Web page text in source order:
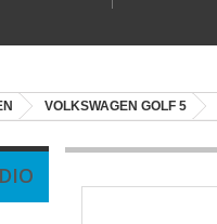
VOLKSWAGEN GOLF 5